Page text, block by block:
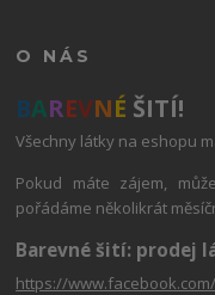
O NÁS
BAREVNÉ ŠITÍ!
Všechny látky na eshopu
Pokud máte zájem,
pořádáme několikrát
Barevné šití: prodej
https://